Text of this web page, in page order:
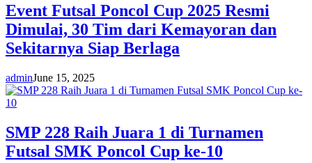
Event Futsal Poncol Cup 2025 Resmi
Dimulai, 30 Tim dari Kemayoran dan
Sekitarnya Siap Berlaga
adminJune 15, 2025
SMP 228 Raih Juara 1 di Turnamen
Futsal SMK Poncol Cup ke-10